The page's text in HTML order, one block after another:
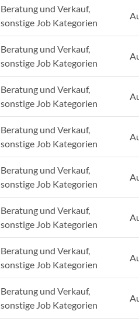
Beratung und Verkauf,
sonstige Job Kategorien
Beratung und Verkauf,
sonstige Job Kategorien
Beratung und Verkauf,
sonstige Job Kategorien
Beratung und Verkauf,
sonstige Job Kategorien
Beratung und Verkauf,
sonstige Job Kategorien
Beratung und Verkauf,
sonstige Job Kategorien
Beratung und Verkauf,
sonstige Job Kategorien
Beratung und Verkauf,
sonstige Job Kategorien